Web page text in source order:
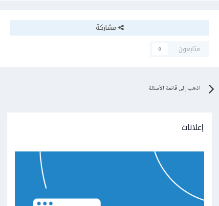
مشاركة
متابعون
0
اذهب إلى قائمة الأسئلة
إعلانات